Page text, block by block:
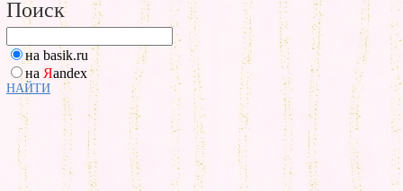
Поиск
на basik.ru
на Яandex
НАЙТИ